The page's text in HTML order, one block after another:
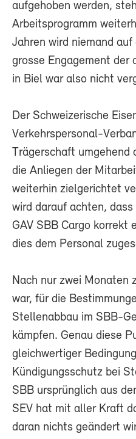
aufgehoben werden,
Arbeitsprogramm
Jahren wird niemand
grosse Engagement der
in Biel war also nicht
Der Schweizerische
Verkehrspersonal-
Trägerschaft umgehend
die Anliegen der
weiterhin zielgerichtet
wird darauf achten,
GAV SBB Cargo korrekt
dies dem Personal
Nach nur zwei Monaten
war, für die
Stellenabbau im SBB-
kämpfen. Genau diese
gleichwertiger
Kündigungsschutz bei
SBB ursprünglich aus
SEV hat mit aller Kraft
daran nichts geändert